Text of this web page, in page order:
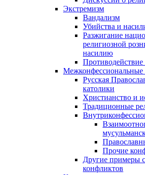
Экстремизм
Вандализм
Убийства и
Разжигание
религиозной
насилию
Противодействие
Межконфессиональные
Русская
католики
Христианство и
Традиционные
Прочие
Другие примеры
конфликтов